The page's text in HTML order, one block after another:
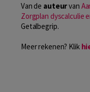
Van de auteurvan
Zorgplan dyscalculie
Getalbegrip.
Meer rekenen? Klik